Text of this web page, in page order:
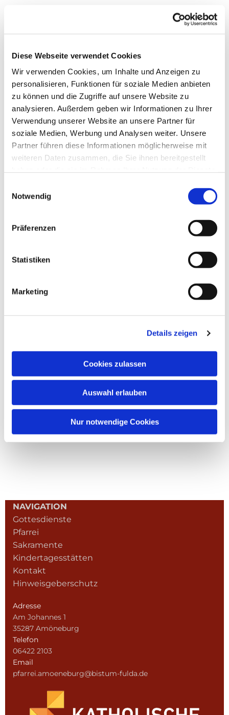
Diese Webseite verwendet Cookies
Wir verwenden Cookies, um Inhalte und Anzeigen zu
personalisieren, Funktionen für soziale Medien anbieten
zu können und die Zugriffe auf unsere Website zu
analysieren. Außerdem geben wir Informationen zu Ihrer
Verwendung unserer Website an unsere Partner für
soziale Medien, Werbung und Analysen weiter. Unsere
Partner führen diese Informationen möglicherweise mit
weiteren Daten zusammen, die Sie ihnen bereitgestellt
Notwendig
Präferenzen
Statistiken
Marketing
Details zeigen
Cookies zulassen
Auswahl erlauben
Nur notwendige Cookies
Dies könnte Sie auch
NAVIGATION
Gottesdienste
Pfarrei
Sakramente
Kindertagesstätten
Kontakt
Hinweisgeberschutz
Adresse
Am Johannes 1
35287 Amöneburg
Telefon
06422 2103
Email
pfarrei.amoeneburg@bistum-fulda.de